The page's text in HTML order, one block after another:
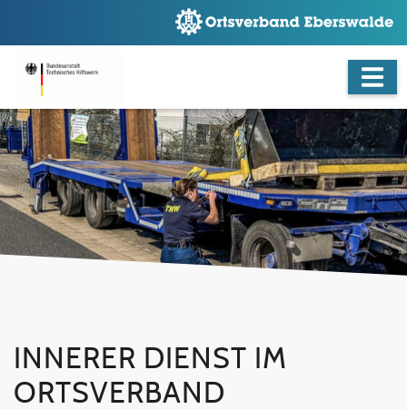
INNERER DIENST IM
ORTSVERBAND